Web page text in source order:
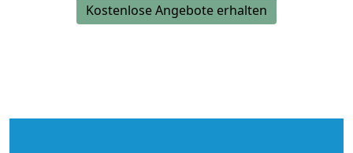
Kostenlose Angebote erhalten